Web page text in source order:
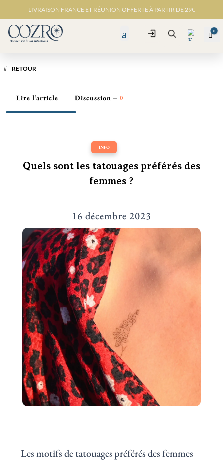
LIVRAISON FRANCE ET RÉUNION OFFERTE À PARTIR DE 29€
ConnexionRecherche
0
RETOUR
Lire l’article Discussion – 0
INFO
Quels sont les tatouages préférés des
femmes ?
16 décembre 2023
Les motifs de tatouages préférés des femmes